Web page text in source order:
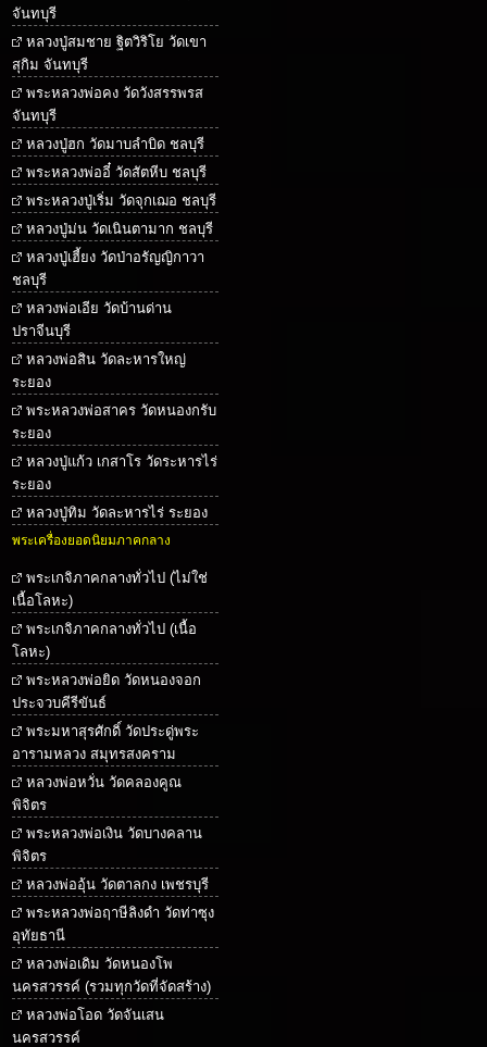
จันทบุรี
หลวงปู่สมชาย ฐิตวิริโย วัดเขา
สุกิม จันทบุรี
พระหลวงพ่อคง วัดวังสรรพรส
จันทบุรี
หลวงปู่ฮก วัดมาบลำบิด ชลบุรี
พระหลวงพ่ออี๋ วัดสัตหีบ ชลบุรี
พระหลวงปู่เริ่ม วัดจุกเฌอ ชลบุรี
หลวงปู่ม่น วัดเนินตามาก ชลบุรี
หลวงปู่เฮี้ยง วัดป่าอรัญญิกาวา
ชลบุรี
หลวงพ่อเอีย วัดบ้านด่าน
ปราจีนบุรี
หลวงพ่อสิน วัดละหารใหญ่
ระยอง
พระหลวงพ่อสาคร วัดหนองกรับ
ระยอง
หลวงปู่แก้ว เกสาโร วัดระหารไร่
ระยอง
หลวงปู่ทิม วัดละหารไร่ ระยอง
พระเครื่องยอดนิยมภาคกลาง
พระเกจิภาคกลางทั่วไป (ไม่ใช่
เนื้อโลหะ)
พระเกจิภาคกลางทั่วไป (เนื้อ
โลหะ)
พระหลวงพ่อยิด วัดหนองจอก
ประจวบคีรีขันธ์
พระมหาสุรศักดิ์ วัดประดู่พระ
อารามหลวง สมุทรสงคราม
หลวงพ่อหวั่น วัดคลองคูณ
พิจิตร
พระหลวงพ่อเงิน วัดบางคลาน
พิจิตร
หลวงพ่ออุ้น วัดตาลกง เพชรบุรี
พระหลวงพ่อฤาษีลิงดำ วัดท่าซุง
อุทัยธานี
หลวงพ่อเดิม วัดหนองโพ
นครสวรรค์ (รวมทุกวัดที่จัดสร้าง)
หลวงพ่อโอด วัดจันเสน
นครสวรรค์